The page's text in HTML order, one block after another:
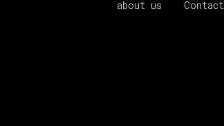
about us Contact